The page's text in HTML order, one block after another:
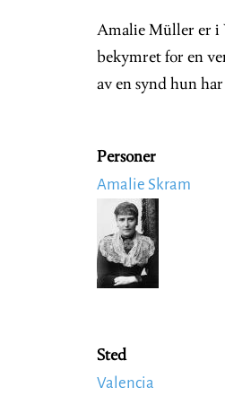
Amalie Müller er i
bekymret for en
av en synd hun
Personer
Amalie Skram
Image
Sted
Valencia